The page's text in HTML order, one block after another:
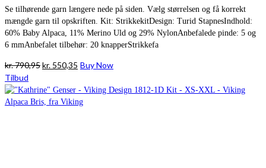
Se tilhørende garn længere nede på siden. Vælg størrelsen og få korrekt
mængde garn til opskriften. Kit: StrikkekitDesign: Turid StapnesIndhold:
60% Baby Alpaca, 11% Merino Uld og 29% NylonAnbefalede pinde: 5 og
6 mmAnbefalet tilbehør: 20 knapperStrikkefa
kr.790,95Den
pris
var:
kr. 550,35 Den
pris
er:
Buy Now
Tilbud